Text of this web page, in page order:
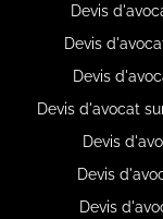
Devis
Devis
Devis
Devis d'avocat
Devis
Devis
Devis